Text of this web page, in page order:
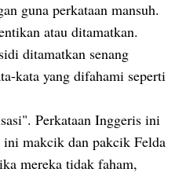
guna perkataan mansuh.
atau ditamatkan.
ditamatkan senang
kata yang difahami seperti
Perkataan Inggeris ini
makcik dan pakcik Felda
mereka tidak faham,